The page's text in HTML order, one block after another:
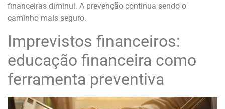
financeiras diminui. A prevenção continua sendo o
caminho mais seguro.
Imprevistos financeiros:
educação financeira como
ferramenta preventiva